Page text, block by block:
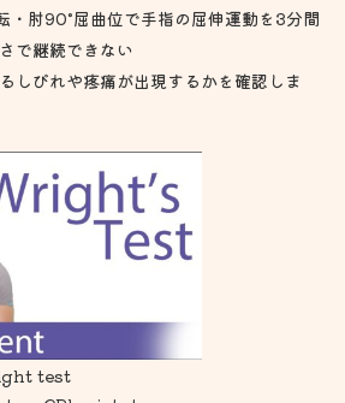
肘90°屈曲位で手指の屈伸運動を3分間
で継続できない
しびれや疼痛が出現するかを確認しま
test